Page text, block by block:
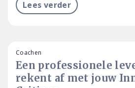
Lees verder
Een professionele
rekent af met jouw
Coachen